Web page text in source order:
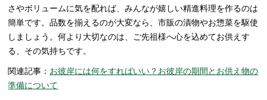
さやボリュームに気を配れば、みんなが嬉しい精進料理を作るのは
簡単です。品数を揃えるのが大変なら、市販の漬物やお惣菜を駆使
しましょう。何より大切なのは、ご先祖様へ心を込めてお供えす
る、その気持ちです。
関連記事： お彼岸には何をすればいい？お彼岸の期間とお供え物の
準備について